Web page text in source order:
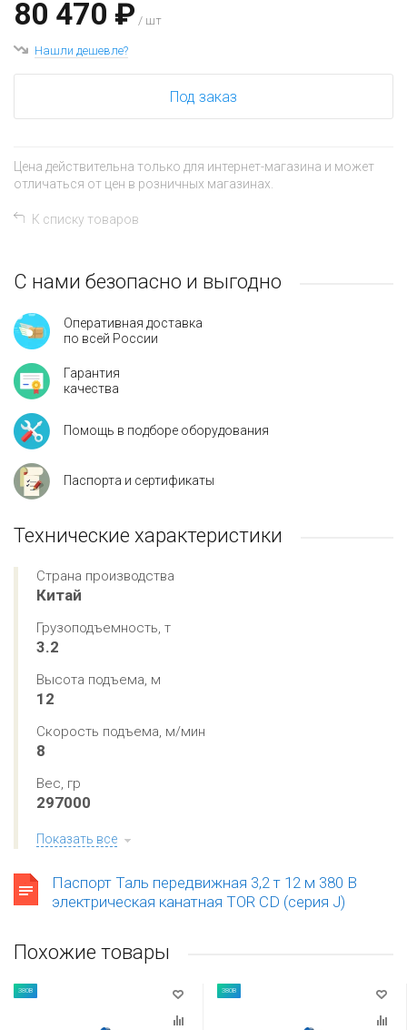
80 470 ₽ / шт
Нашли дешевле?
Под заказ
Цена действительна только для интернет-магазина и может
отличаться от цен в розничных магазинах.
К списку товаров
С нами безопасно и выгодно
Оперативная доставка
по всей России
Гарантия
качества
Помощь в подборе оборудования
Паспорта и сертификаты
Технические характеристики
Страна производства
Китай
Грузоподъемность, т
3.2
Высота подъема, м
12
Скорость подъема, м/мин
8
Вес, гр
297000
Показать все
Паспорт Таль передвижная 3,2 т 12 м 380 В
электрическая канатная TOR CD (серия J)
Похожие товары
380В 380В